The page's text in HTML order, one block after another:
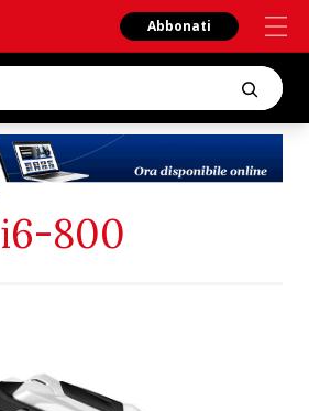
Abbonati
i6-800